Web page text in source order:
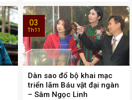
Dàn sao đổ bộ khai mạc
triển lãm Báu vật đại ngàn
– Sâm Ngọc Linh
03
Th11